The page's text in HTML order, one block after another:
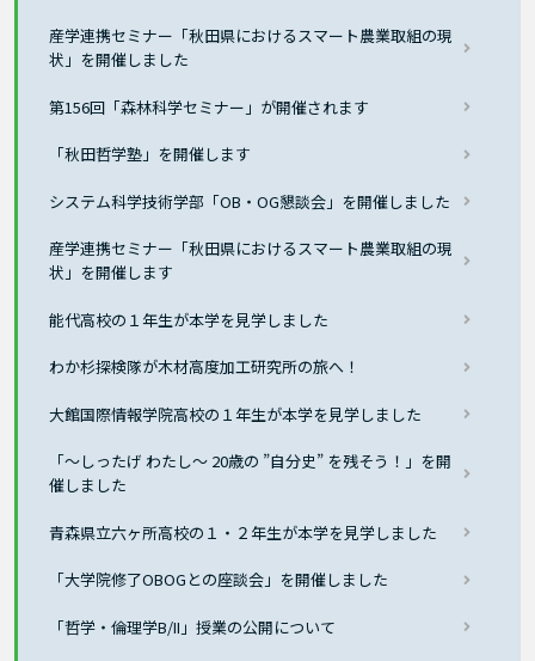
産学連携セミナー「秋田県におけるスマート農業取組の現
状」を開催しました
第156回「森林科学セミナー」が開催されます
「秋田哲学塾」を開催します
システム科学技術学部「OB・OG懇談会」を開催しました
産学連携セミナー「秋田県におけるスマート農業取組の現
状」を開催します
能代高校の１年生が本学を見学しました
わか杉探検隊が木材高度加工研究所の旅へ！
大館国際情報学院高校の１年生が本学を見学しました
「～しったげ わたし～ 20歳の ”自分史” を残そう！」を開
催しました
青森県立六ヶ所高校の１・２年生が本学を見学しました
「大学院修了OBOGとの座談会」を開催しました
「哲学・倫理学B/II」授業の公開について